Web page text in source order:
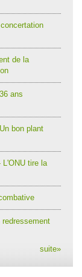
de la
ans
bon plant
L'ONU tire la
redressement
suite»